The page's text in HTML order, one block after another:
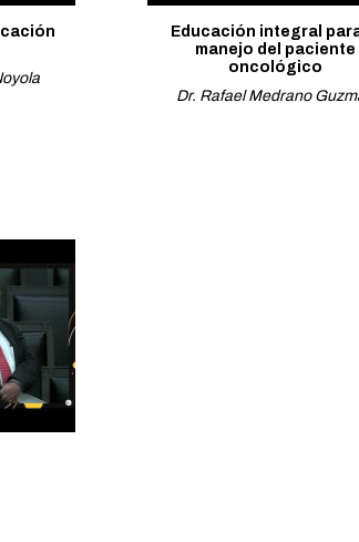
Educación integral
manejo del paciente
oncológico
Dr. Rafael Medrano